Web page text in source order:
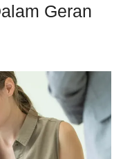
Geran